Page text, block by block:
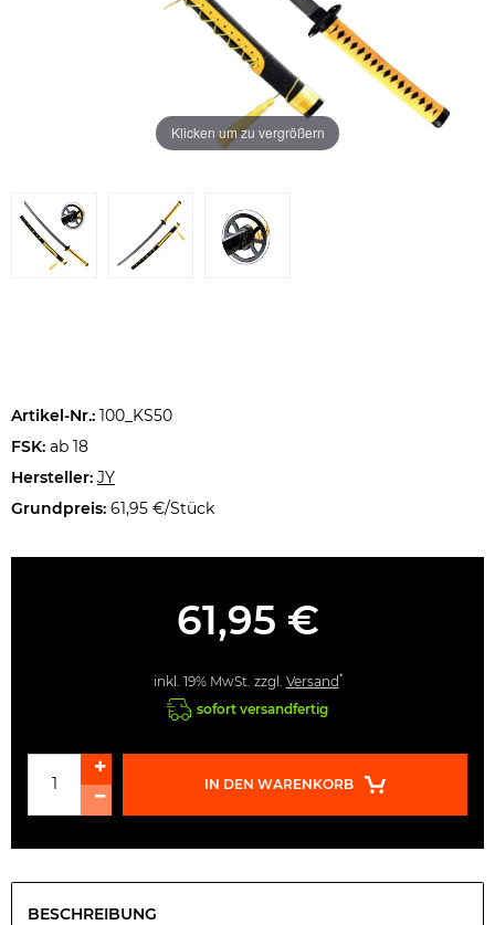
Klicken um zu vergrößern
Artikel-Nr.: 100_KS50
FSK: ab 18
Hersteller: JY
Grundpreis: 61,95 €/Stück
61,95 €
inkl. 19% MwSt. zzgl. Versand*
sofort versandfertig
IN DEN WARENKORB
BESCHREIBUNG